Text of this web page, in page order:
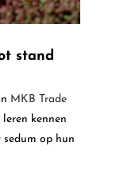
stand
MKB Trade
kennen
op hun